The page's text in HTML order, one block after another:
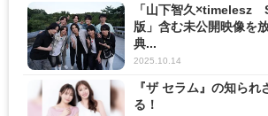
「山下智久×timelesz
版」含む未公開映像を
典...
2025.10.14
『ザ セラム』の知られ
る！